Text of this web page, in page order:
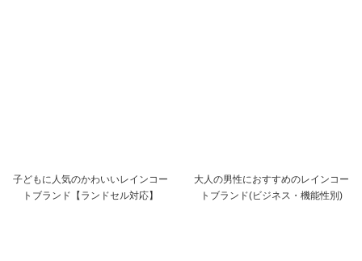
子どもに人気のかわいいレインコー
トブランド【ランドセル対応】
大人の男性におすすめのレインコー
トブランド(ビジネス・機能性別)